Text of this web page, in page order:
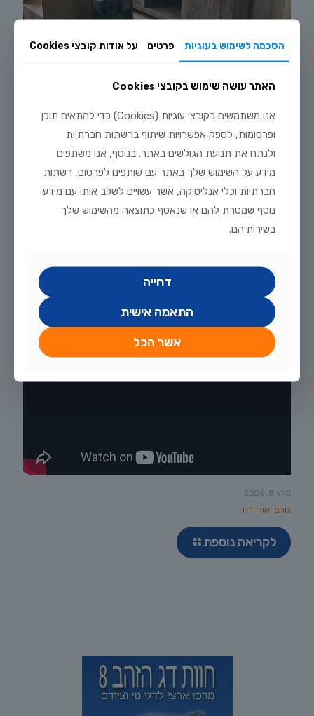
מדריך הקמת אקווריום דגים טורפים: שלב אחר שלב מחוות דג הזהב
לקריאה נוספת
אפריל 27, 2026
לקריאה נוספת
מרץ 8, 2026
גורמי אור ירח
לקריאה נוספת
הסכמה לשימוש בעוגיות פרטים על אודות קובצי Cookies
האתר עושה שימוש בקובצי Cookies
אנו משתמשים בקובצי עוגיות (Cookies) כדי להתאים תוכן
ופרסומות, לספק אפשרויות שיתוף ברשתות חברתיות
ולנתח את תנועת הגולשים באתר. בנוסף, אנו משתפים
מידע על השימוש שלך באתר עם שותפינו לפרסום, רשתות
חברתיות וכלי אנליטיקה, אשר עשויים לשלב אותו עם מידע
נוסף שמסרת להם או שנאסף כתוצאה מהשימוש שלך
בשירותיהם.
דחייה
התאמה אישית
אשר הכל